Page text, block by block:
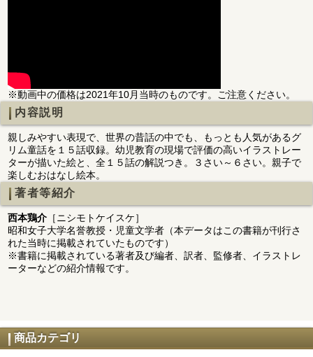
※動画中の価格は2021年10月当時のものです。ご注意ください。
内容説明
親しみやすい表現で、世界の昔話の中でも、もっとも人気があるグ
リム童話を１５話収録。幼児教育の現場で評価の高いイラストレー
ターが描いた絵と、全１５話の解説つき。３さい～６さい。親子で
楽しむおはなし絵本。
著者等紹介
西本鶏介 ［ニシモトケイスケ］
昭和女子大学名誉教授・児童文学者（本データはこの書籍が刊行さ
れた当時に掲載されていたものです）
※書籍に掲載されている著者及び編者、訳者、監修者、イラストレ
ーターなどの紹介情報です。
商品カテゴリ